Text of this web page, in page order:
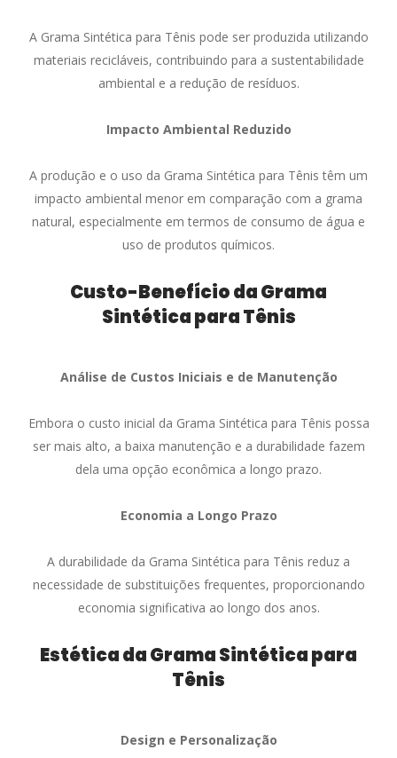
A Grama Sintética para Tênis pode ser produzida utilizando
materiais recicláveis, contribuindo para a sustentabilidade
ambiental e a redução de resíduos.
Impacto Ambiental Reduzido
A produção e o uso da Grama Sintética para Tênis têm um
impacto ambiental menor em comparação com a grama
natural, especialmente em termos de consumo de água e
uso de produtos químicos.
Custo-Benefício da Grama
Sintética para Tênis
Análise de Custos Iniciais e de Manutenção
Embora o custo inicial da Grama Sintética para Tênis possa
ser mais alto, a baixa manutenção e a durabilidade fazem
dela uma opção econômica a longo prazo.
Economia a Longo Prazo
A durabilidade da Grama Sintética para Tênis reduz a
necessidade de substituições frequentes, proporcionando
economia significativa ao longo dos anos.
Estética da Grama Sintética para
Tênis
Design e Personalização